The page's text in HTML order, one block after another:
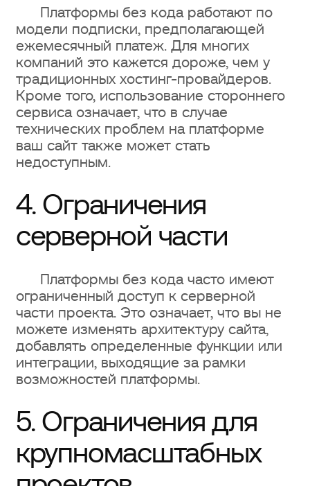
Заключение
Миграция без рисков: технология
Webflow и обратного прокси-
сервера
Заключение
Платформы без кода работают по
модели подписки, предполагающей
ежемесячный платеж. Для многих
компаний это кажется дороже, чем у
традиционных хостинг-провайдеров.
Кроме того, использование стороннего
сервиса означает, что в случае
технических проблем на платформе
ваш сайт также может стать
недоступным.
4. Ограничения
серверной части
Платформы без кода часто имеют
ограниченный доступ к серверной
части проекта. Это означает, что вы не
можете изменять архитектуру сайта,
добавлять определенные функции или
интеграции, выходящие за рамки
возможностей платформы.
5. Ограничения для
крупномасштабных